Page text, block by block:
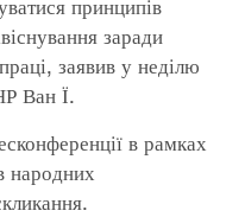
принципів
заради
заявив у неділю
Ван Ї.
в рамках
народних